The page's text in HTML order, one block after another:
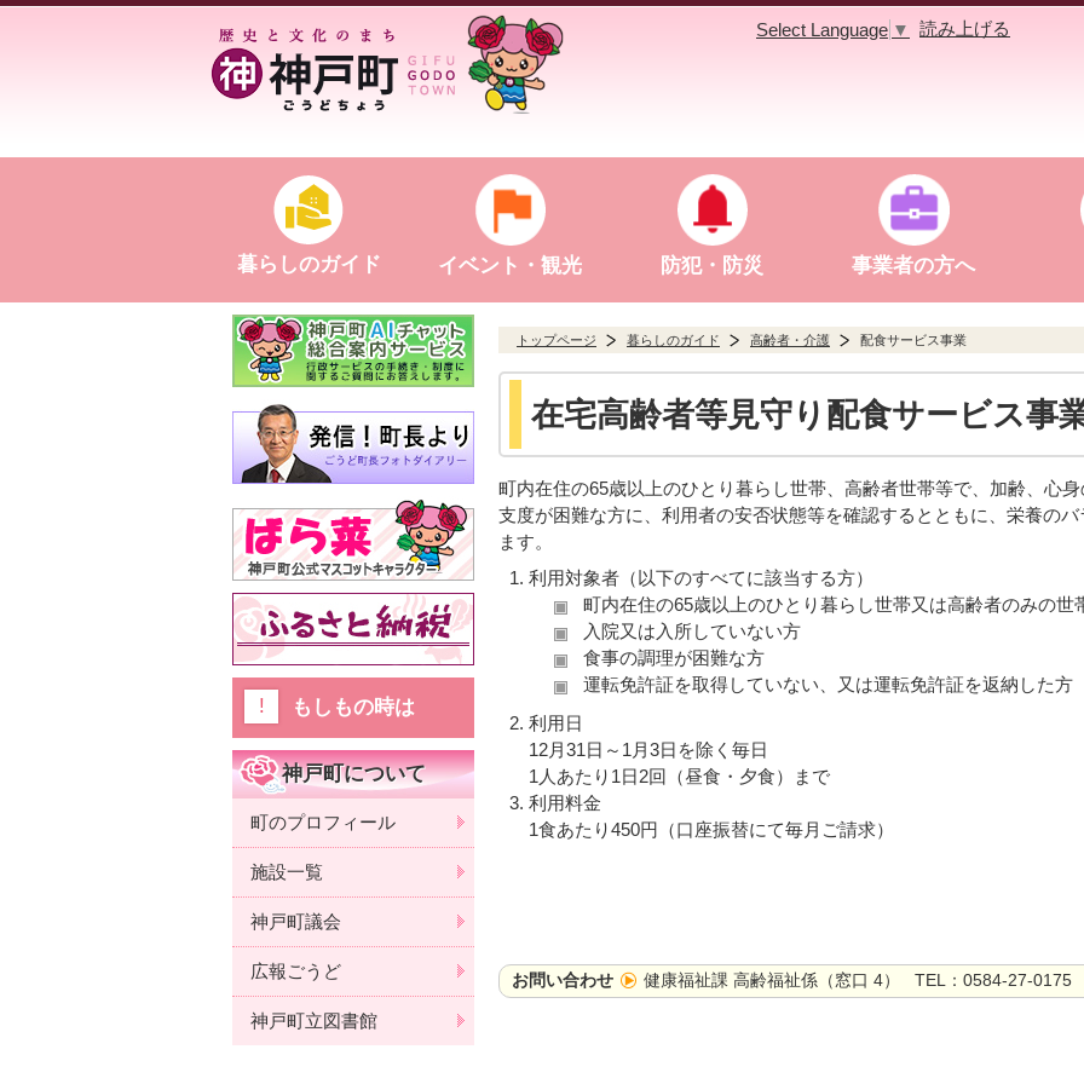
Select Language ▼ 読み上げる
暮らしのガイド イベント・観光 防犯・防災 事業者の方へ
トップページ 暮らしのガイド 高齢者・介護 配食サービス事業
在宅高齢者等見守り配食サービス事
町内在住の65歳以上のひとり暮らし世帯、高齢者世帯等で、加齢、心
支度が困難な方に、利用者の安否状態等を確認するとともに、栄養の
ます。
利用対象者（以下のすべてに該当する方）
町内在住の65歳以上のひとり暮らし世帯又は高齢者のみの世
入院又は入所していない方
食事の調理が困難な方
運転免許証を取得していない、又は運転免許証を返納した方
利用日
12月31日～1月3日を除く毎日
1人あたり1日2回（昼食・夕食）まで
利用料金
1食あたり450円（口座振替にて毎月ご請求）
お問い合わせ 健康福祉課 高齢福祉係（窓口 4） TEL：0584-27-0175
もしもの時は
神戸町について
町のプロフィール
施設一覧
神戸町議会
広報ごうど
神戸町立図書館